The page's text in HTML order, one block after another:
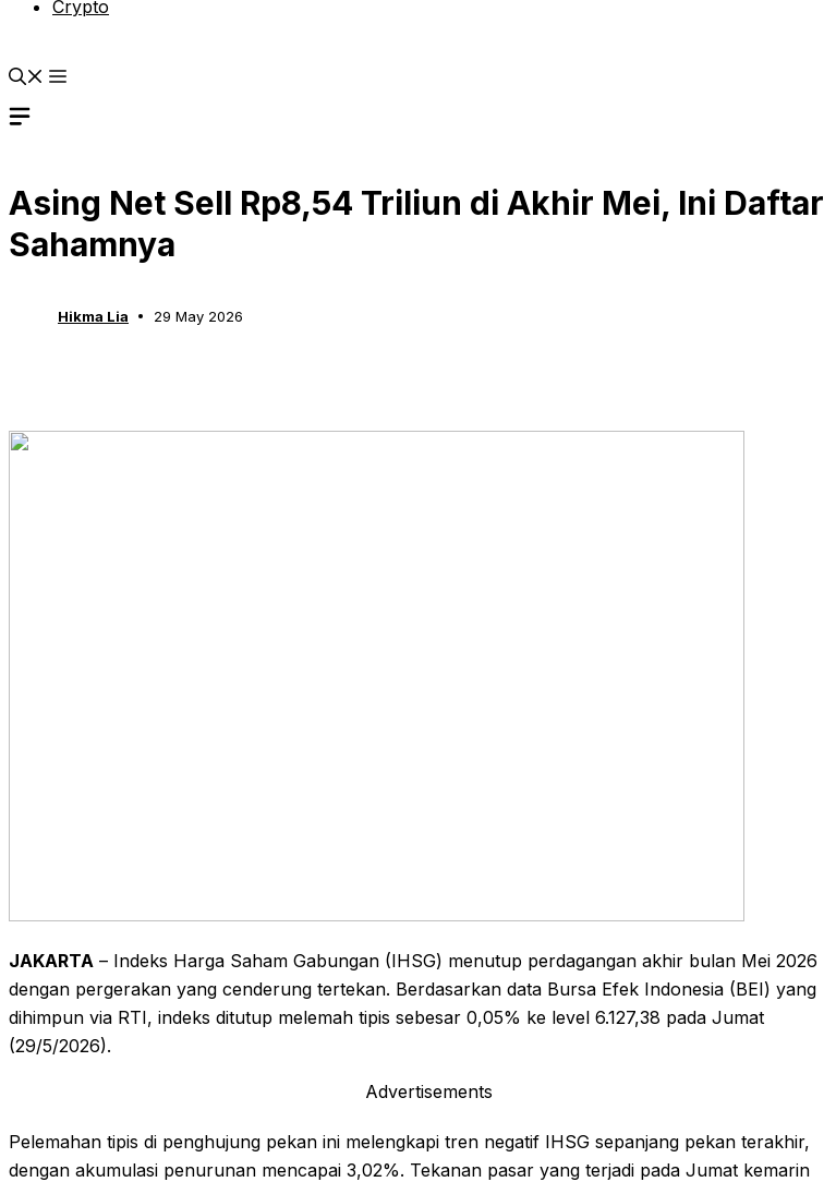
Crypto
Asing Net Sell Rp8,54 Triliun di Akhir Mei, Ini Daftar
Sahamnya
Hikma Lia 29 May 2026
JAKARTA – Indeks Harga Saham Gabungan (IHSG) menutup perdagangan akhir bulan Mei 2026
dengan pergerakan yang cenderung tertekan. Berdasarkan data Bursa Efek Indonesia (BEI) yang
dihimpun via RTI, indeks ditutup melemah tipis sebesar 0,05% ke level 6.127,38 pada Jumat
(29/5/2026).
Advertisements
Pelemahan tipis di penghujung pekan ini melengkapi tren negatif IHSG sepanjang pekan terakhir,
dengan akumulasi penurunan mencapai 3,02%. Tekanan pasar yang terjadi pada Jumat kemarin